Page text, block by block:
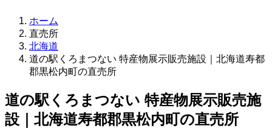
ホーム
直売所
北海道
道の駅くろまつない 特産物展示販売施設｜北海道寿都
郡黒松内町の直売所
道の駅くろまつない 特産物展示販売施
設｜北海道寿都郡黒松内町の直売所